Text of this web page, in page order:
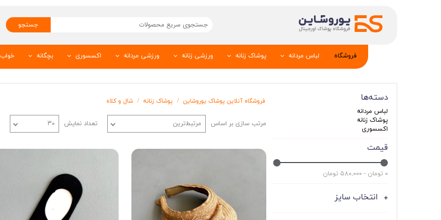
فروشگاه لباس مردانه پوشاک زنانه
تونیک و مانتو
بلوز_هودی_سویشرت
لباس زیر زنانه
ورزشی زنانه
شلوارک ورزشی
تاپ ورزشی زنانه
لگ ورزشی
استیندار ورزشی
جوراب ورزشی
ورزشی مردانه
سویشرت
تیشرت ورزشی مردانه
شلوارک ورزشی مردانه
تاپ ورزشی مردانه
بیس ورزشی
اکسسوری بچگانه
ست بچگانه
سارافون و تونیک
شلوارک بچگانه
پیراهن بچگانه
جستجو
فروشگاه آنلاین پوشاک یوروشاین پوشاک زنانه شال و کلاه
مرتب سازی بر اساس مرتبط‌ترین تعداد نمایش ۳۰
دسته‌ها
لباس مردانه
پوشاک زنانه
اکسسوری
قیمت
۰ تومان - ۵۸۰,۰۰۰ تومان
انتخاب سایز